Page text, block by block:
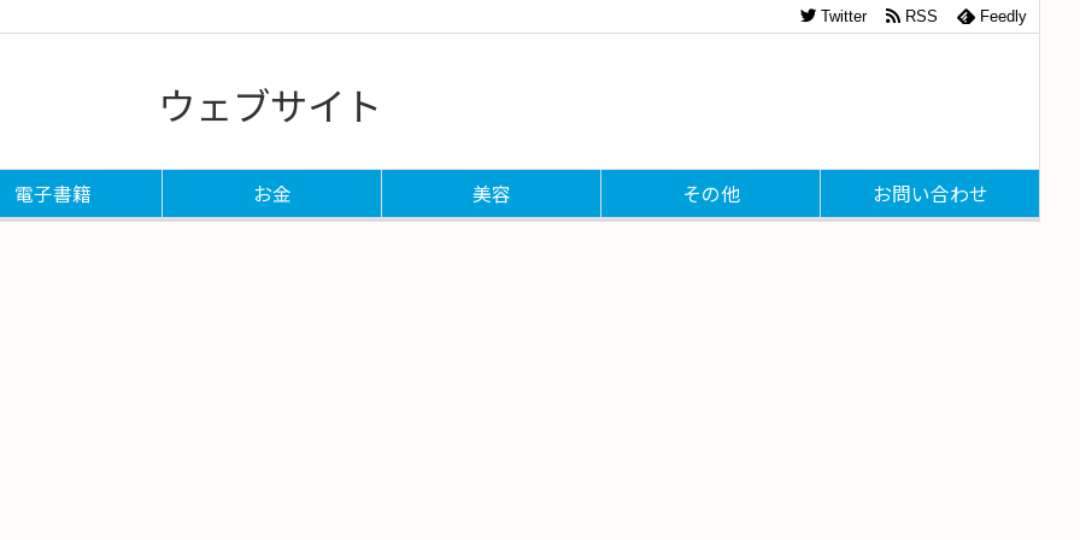
ウェブサイト
電子書籍 お金 美容 その他 お問い合わせ
Twitter RSS Feedly